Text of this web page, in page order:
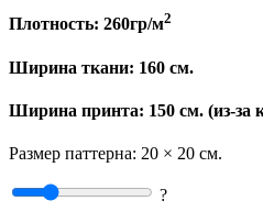
Плотность: 260гр/м2
Ширина ткани: 160 см.
Ширина принта: 150 см. (из-за
Размер паттерна: 20 × 20 см.
?